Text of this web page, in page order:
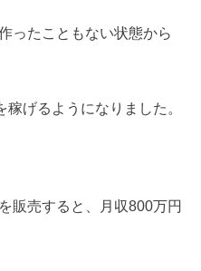
ったこともない状態から
げるようになりました。
販売すると、月収800万円